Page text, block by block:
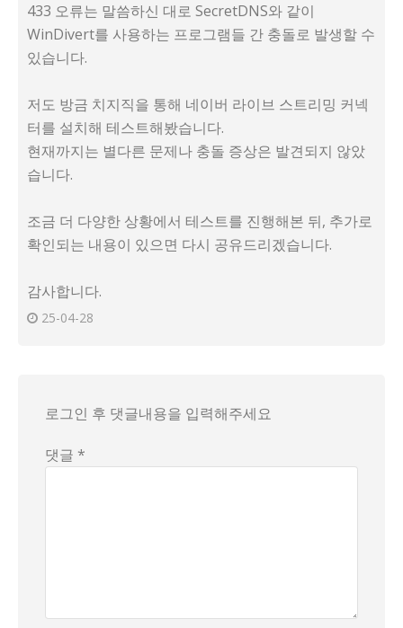
433 오류는 말씀하신 대로 SecretDNS와 같이
WinDivert를 사용하는 프로그램들 간 충돌로 발생할 수
있습니다.
저도 방금 치지직을 통해 네이버 라이브 스트리밍 커넥
터를 설치해 테스트해봤습니다.
현재까지는 별다른 문제나 충돌 증상은 발견되지 않았
습니다.
조금 더 다양한 상황에서 테스트를 진행해본 뒤, 추가로
확인되는 내용이 있으면 다시 공유드리겠습니다.
감사합니다.
25-04-28
로그인 후 댓글내용을 입력해주세요
댓글 *